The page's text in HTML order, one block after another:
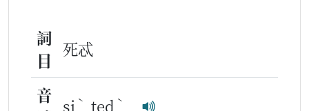
詞
目
死忒
音 si ˋ ted ˋ